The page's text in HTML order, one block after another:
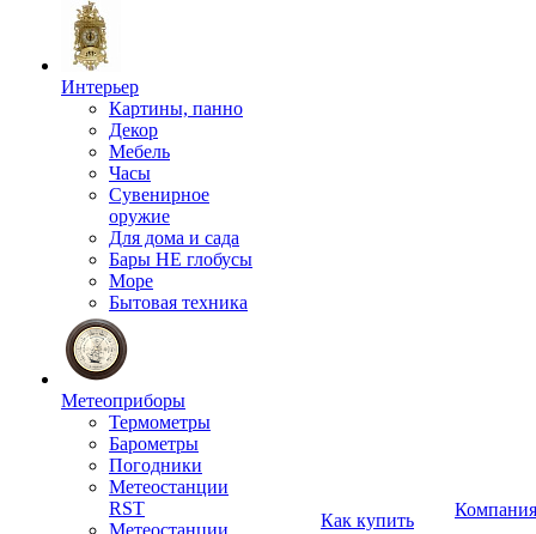
Интерьер
Картины, панно
Декор
Мебель
Часы
Сувенирное
оружие
Для дома и сада
Бары НЕ глобусы
Море
Бытовая техника
Метеоприборы
Термометры
Барометры
Погодники
Метеостанции
RST
Метеостанции
Как купить
Компания